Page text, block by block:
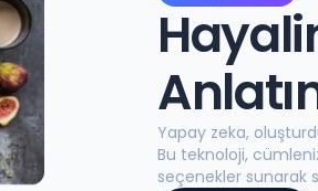
Yapay zeka,
Bu teknoloji,
seçenekler sunarak